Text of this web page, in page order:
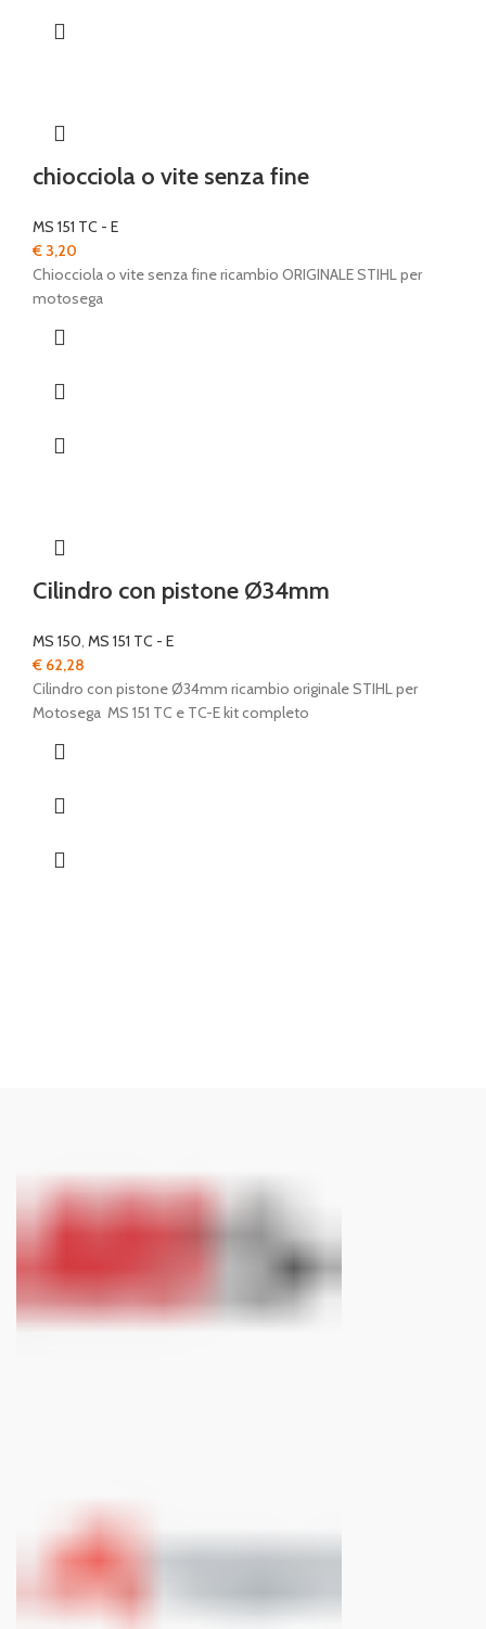
chiocciola o vite senza fine
MS 151 TC - E
€ 3,20
Chiocciola o vite senza fine ricambio ORIGINALE STIHL per
motosega
Cilindro con pistone Ø34mm
MS 150, MS 151 TC - E
€ 62,28
Cilindro con pistone Ø34mm ricambio originale STIHL per
Motosega MS 151 TC e TC-E kit completo